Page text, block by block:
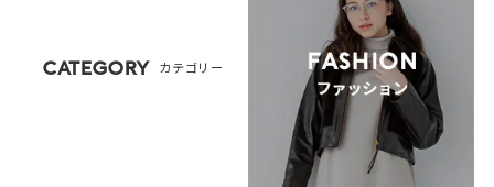
CATEGORY カテゴリー